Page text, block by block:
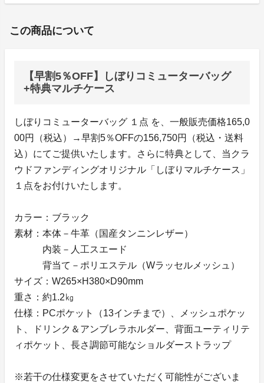
この商品について
【早割5％OFF】しぼりコミューターバッグ
+特典マルチケース
しぼりコミューターバッグ １点 を、一般販売価格165,0
00円（税込）→早割5％OFFの156,750円（税込・送料
込）にてご提供いたします。さらに特典として、当クラ
ウドファンディングオリジナル「しぼりマルチケース」
１点をお付けいたします。
カラー：ブラック
素材：本体－牛革（国産タンニンレザー）
内装－人工スエード
背当て－ポリエステル（Wラッセルメッシュ）
サイズ：W265×H380×D90mm
重さ：約1.2㎏
仕様：PCポケット（13インチまで）、メッシュポケッ
ト、ドリンク＆アンブレラホルダー、背面ユーティリテ
ィポケット、長さ調節可能なショルダーストラップ
※若干の仕様変更をさせていただく可能性がございま